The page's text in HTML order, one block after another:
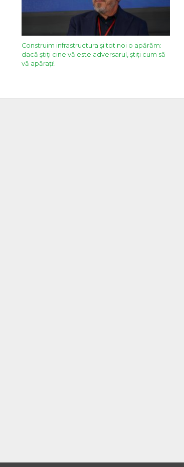
Construim infrastructura și tot noi o apărăm:
dacă știți cine vă este adversarul, știți cum să
vă apărați!